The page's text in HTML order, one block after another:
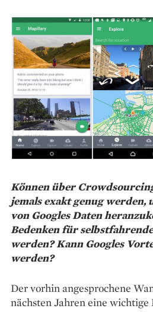
Können über
jemals exakt genug werden,
von Googles Daten
Bedenken für
werden? Kann Googles
werden?
Der vorhin angesprochene
nächsten Jahren eine wichtige